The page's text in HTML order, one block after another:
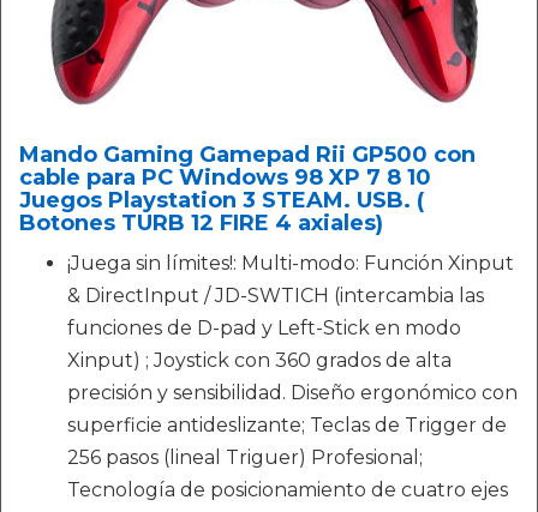
Mando Gaming Gamepad Rii GP500 con
cable para PC Windows 98 XP 7 8 10
Juegos Playstation 3 STEAM. USB. (
Botones TURB 12 FIRE 4 axiales)
¡Juega sin límites!: Multi-modo: Función Xinput
& DirectInput / JD-SWTICH (intercambia las
funciones de D-pad y Left-Stick en modo
Xinput) ; Joystick con 360 grados de alta
precisión y sensibilidad. Diseño ergonómico con
superficie antideslizante; Teclas de Trigger de
256 pasos (lineal Triguer) Profesional;
Tecnología de posicionamiento de cuatro ejes